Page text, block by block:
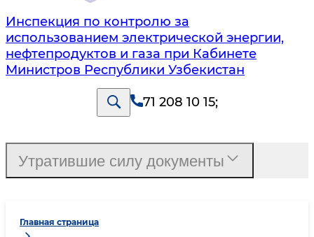
Инспекция по контролю за
использованием электрической энергии,
нефтепродуктов и газа при Кабинете
Министров Республики Узбекистан
71 208 10 15;
Главная страница
Утратившие силу документы